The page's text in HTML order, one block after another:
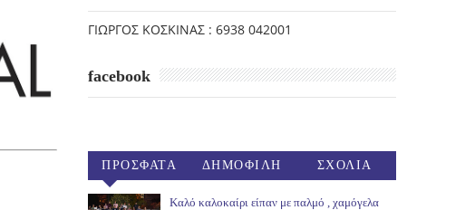
ΓΙΩΡΓΟΣ ΚΟΣΚΙΝΑΣ : 6938 042001
facebook
ΠΡΟΣΦΑΤΑ ΔΗΜΟΦΙΛΗ ΣΧΟΛΙΑ
Καλό καλοκαίρι είπαν με παλμό , χαμόγελα